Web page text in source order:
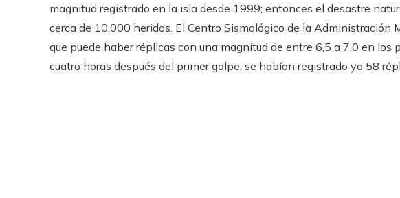
magnitud registrado en la isla desde 1999; entonces el desastre
cerca de 10.000 heridos. El Centro Sismológico de la Administración
que puede haber réplicas con una magnitud de entre 6,5 a 7,0 en los
cuatro horas después del primer golpe, se habían registrado ya 58